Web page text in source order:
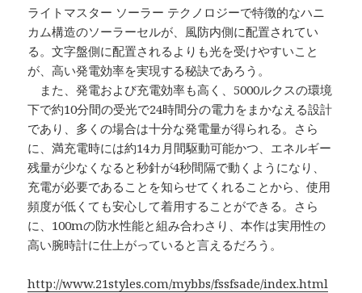
ライトマスター ソーラー テクノロジーで特徴的なハニ
カム構造のソーラーセルが、風防内側に配置されてい
る。文字盤側に配置されるよりも光を受けやすいこと
が、高い発電効率を実現する秘訣であろう。
また、発電および充電効率も高く、5000ルクスの環境
下で約10分間の受光で24時間分の電力をまかなえる設計
であり、多くの場合は十分な発電量が得られる。さら
に、満充電時には約14カ月間駆動可能かつ、エネルギー
残量が少なくなると秒針が4秒間隔で動くようになり、
充電が必要であることを知らせてくれることから、使用
頻度が低くても安心して着用することができる。さら
に、100mの防水性能と組み合わさり、本作は実用性の
高い腕時計に仕上がっていると言えるだろう。
http://www.21styles.com/mybbs/fssfsade/index.html